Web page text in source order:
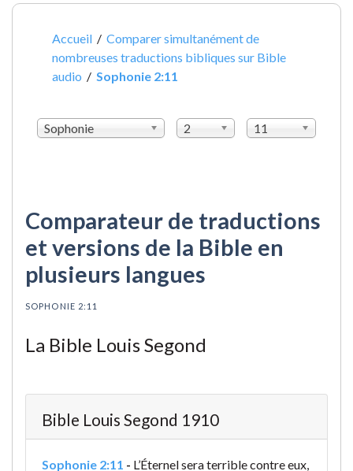
Accueil /Comparer simultanément de
nombreuses traductions bibliques sur Bible
audio / Sophonie 2:11
Sophonie 2 11
Comparateur de traductions
et versions de la Bible en
plusieurs langues
SOPHONIE 2:11
La Bible Louis Segond
Bible Louis Segond 1910
Sophonie 2:11 - L’Éternel sera terrible contre eux,